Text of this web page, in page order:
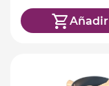
Añadir